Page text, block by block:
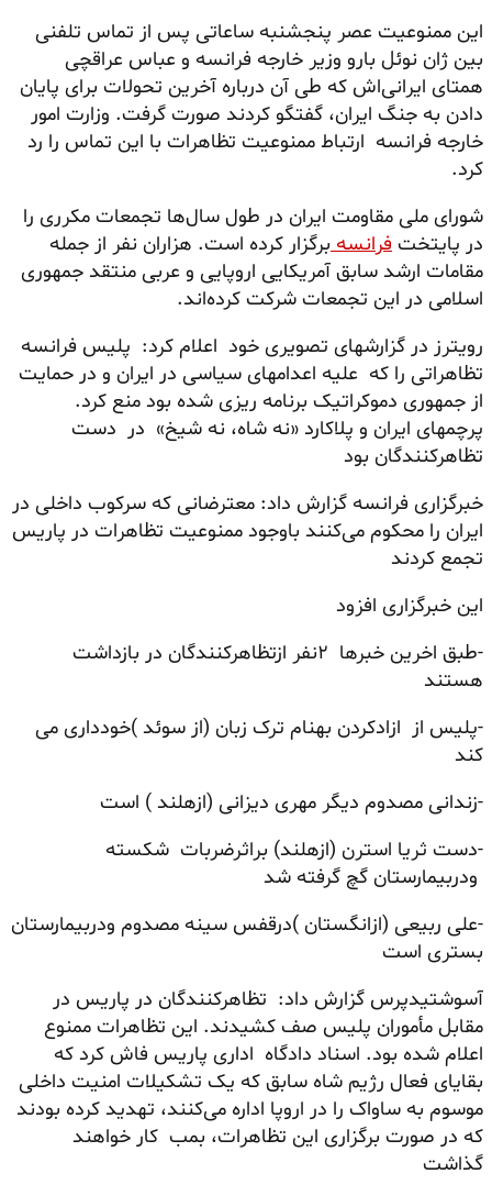
این ممنوعیت عصر پنجشنبه ساعاتی پس از تماس تلفنی
بین ژان نوئل بارو وزیر خارجه فرانسه و عباس عراقچی
همتای ایرانی‌اش که طی آن درباره آخرین تحولات برای پایان
دادن به جنگ ایران، گفتگو کردند صورت گرفت. وزارت امور
خارجه فرانسه ارتباط ممنوعیت تظاهرات با این تماس را رد
کرد.
شورای ملی مقاومت ایران در طول سال‌ها تجمعات مکرری را
در پایتخت فرانسهبرگزار کرده است. هزاران نفر از جمله
مقامات ارشد سابق آمریکایی اروپایی و عربی منتقد جمهوری
اسلامی در این تجمعات شرکت کرده‌اند.
رویترز در گزارشهای تصویری خود اعلام کرد:‌ پلیس فرانسه
تظاهراتی را که علیه اعدامهای سیاسی در ایران و در حمایت
از جمهوری دموکراتیک برنامه ریزی شده بود منع کرد.
پرچمهای ایران و پلاکارد «نه شاه، نه شیخ» در دست
تظاهرکنندگان بود
خبرگزاری فرانسه گزارش داد: معترضانی که سرکوب داخلی در
ایران را محکوم می‌کنند باوجود ممنوعیت تظاهرات در پاریس
تجمع کردند
این خبرگزاری افزود
-طبق اخرین خبرها ۲نفر ازتظاهرکنندگان در بازداشت
هستند
-پلیس از ازادکردن بهنام ترک زبان (از سوئد )خودداری می
کند
-زندانی مصدوم دیگر مهری دیزانی (ازهلند ) است
-دست ثریا استرن (ازهلند) براثرضربات شکسته
ودربیمارستان گچ گرفته شد
-علی ربیعی (ازانگستان )درقفس سینه مصدوم ودربیمارستان
بستری است
آسوشتیدپرس گزارش داد: تظاهرکنندگان در پاریس در
مقابل مأموران پلیس صف کشیدند. این تظاهرات ممنوع
اعلام شده بود. اسناد دادگاه اداری پاریس فاش کرد که
بقایای فعال رژیم شاه سابق که یک تشکیلات امنیت داخلی
موسوم به ساواک را در اروپا اداره می‌کنند، تهدید کرده بودند
که در صورت برگزاری این تظاهرات، بمب کار خواهند
گذاشت